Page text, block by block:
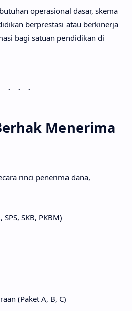
operasional dasar, skema
berprestasi atau berkinerja
bagi satuan pendidikan di
Menerima
rinci penerima dana,
SPS, SKB, PKBM)
(Paket A, B, C)